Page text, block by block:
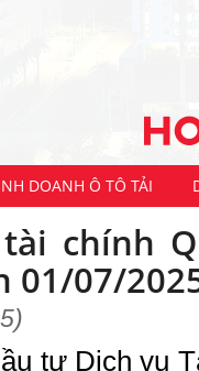
DOANH Ô TÔ TẢI
tài chính
01/07/
tư Dịch vụ